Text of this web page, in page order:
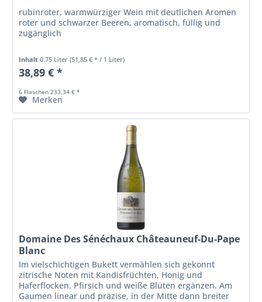
rubinroter, warmwürziger Wein mit deutlichen Aromen
roter und schwarzer Beeren, aromatisch, füllig und
zugänglich
Inhalt0.75 Liter(51,85 € * / 1 Liter)
38,89 € *
6 Flaschen 233,34 € *
Merken
Domaine Des Sénéchaux Châteauneuf-Du-Pape
Blanc
Im vielschichtigen Bukett vermählen sich gekonnt
zitrische Noten mit Kandisfrüchten, Honig und
Haferflocken. Pfirsich und weiße Blüten ergänzen. Am
Gaumen linear und präzise, in der Mitte dann breiter